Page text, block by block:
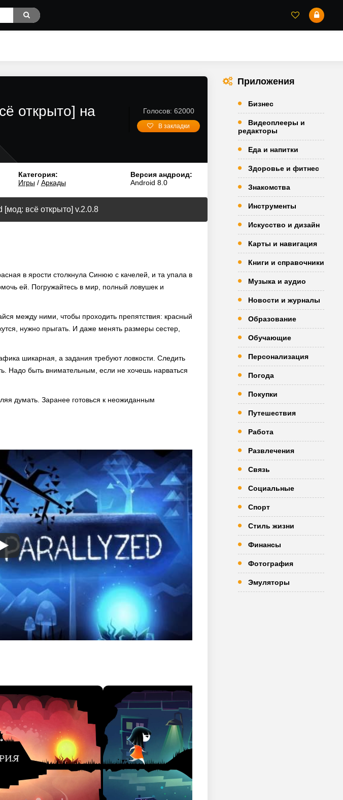
открыто] на
Голосов: 62000
В закладки
Категория:
Игры/ Аркады
Версия андроид:
Android 8.0
[мод: всё открыто] v.2.0.8
в ярости столкнула Синюю с качелей, и та упала в
ей. Погружайтесь в мир, полный ловушек и
между ними, чтобы проходить препятствия: красный
нужно прыгать. И даже менять размеры сестер,
шикарная, а задания требуют ловкости. Следить
Надо быть внимательным, если не хочешь нарваться
думать. Заранее готовься к неожиданным
Приложения
Бизнес
Видеоплееры и
редакторы
Еда и напитки
Здоровье и фитнес
Знакомства
Инструменты
Искусство и дизайн
Карты и навигация
Книги и справочники
Музыка и аудио
Новости и журналы
Образование
Обучающие
Персонализация
Погода
Покупки
Путешествия
Работа
Развлечения
Связь
Социальные
Спорт
Стиль жизни
Финансы
Фотография
Эмуляторы